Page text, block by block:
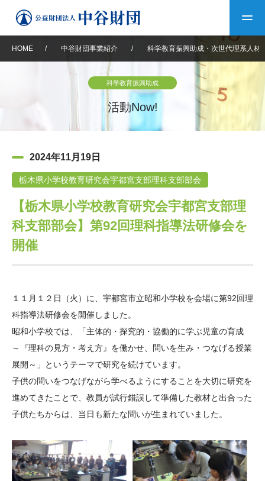
中谷財団について
設立趣意書 財団概要
沿革 40年史デジタルブック
中谷財団40年史
年報一覧
中谷財団事業紹介 中谷賞
神戸賞 長期大型研究助成
研究助成
ム
科学教育振興助成・
次世代理系人材育成プ
ログラム助成
中谷財団動画紹介
その他情報
その他情報
アクセス よくあるご質問
サイトマップ 中谷財団アーカイブ
日本語 English マイページ
HOME / 中谷財団事業紹介 / 科学教育振興助成・次世代理系人材
科学教育振興助成
活動Now!
2024年11月19日
栃木県小学校教育研究会宇都宮支部理科支部部会
【栃木県小学校教育研究会宇都宮支部理
科支部部会】第92回理科指導法研修会を
開催
１１月１２日（火）に、宇都宮市立昭和小学校を会場に第92回理
科指導法研修会を開催しました。
昭和小学校では、「主体的・探究的・協働的に学ぶ児童の育成
～『理科の見方・考え方』を働かせ、問いを生み・つなげる授業
展開～」というテーマで研究を続けています。
子供の問いをつなげながら学べるようにすることを大切に研究を
進めてきたことで、教員が試行錯誤して準備した教材と出合った
子供たちからは、当日も新たな問いが生まれていました。